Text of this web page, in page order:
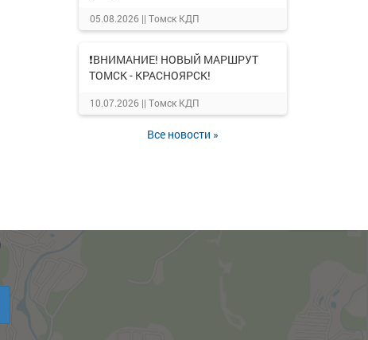
05.08.2026 || Томск КДП
❗ВНИМАНИЕ! НОВЫЙ МАРШРУТ
ТОМСК - КРАСНОЯРСК!
10.07.2026 || Томск КДП
Все новости »